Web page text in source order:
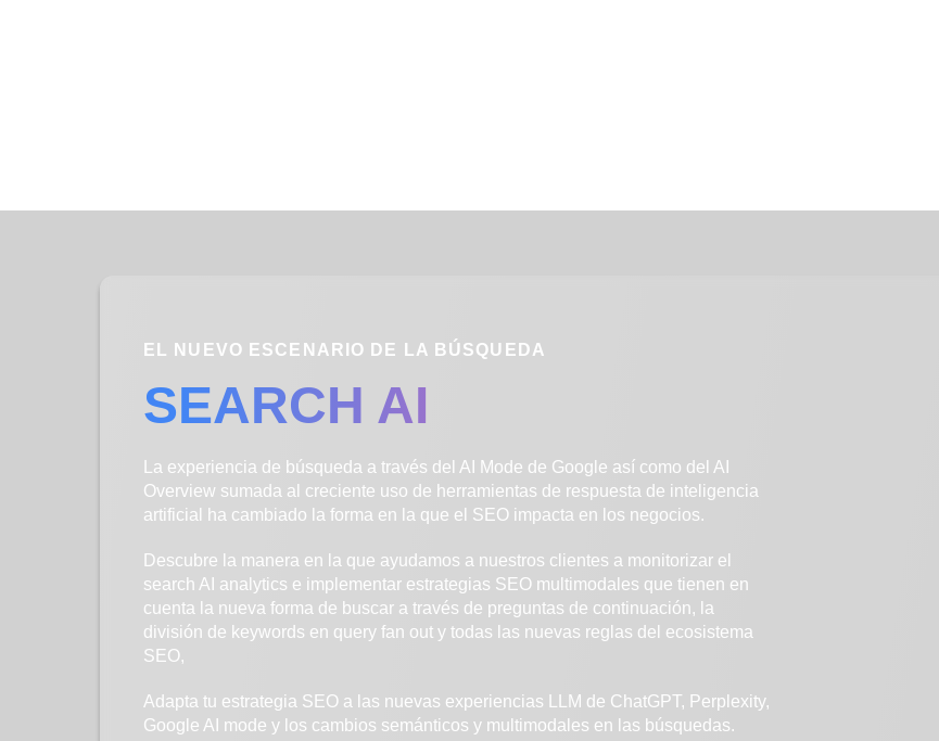
EL NUEVO ESCENARIO DE LA BÚSQUEDA
SEARCH AI
La experiencia de búsqueda a través del AI Mode de Google así como del AI
Overview sumada al creciente uso de herramientas de respuesta de inteligencia
artificial ha cambiado la forma en la que el SEO impacta en los negocios.
Descubre la manera en la que ayudamos a nuestros clientes a monitorizar el
search AI analytics e implementar estrategias SEO multimodales que tienen en
cuenta la nueva forma de buscar a través de preguntas de continuación, la
división de keywords en query fan out y todas las nuevas reglas del ecosistema
SEO,
Adapta tu estrategia SEO a las nuevas experiencias LLM de ChatGPT, Perplexity,
Google AI mode y los cambios semánticos y multimodales en las búsquedas.